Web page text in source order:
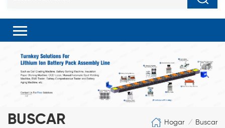
BUSCAR Hogar / Buscar